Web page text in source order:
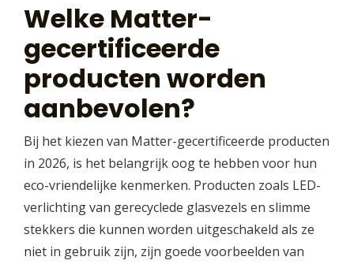
Welke Matter-
gecertificeerde
producten worden
aanbevolen?
Bij het kiezen van Matter-gecertificeerde producten
in 2026, is het belangrijk oog te hebben voor hun
eco-vriendelijke kenmerken. Producten zoals LED-
verlichting van gerecyclede glasvezels en slimme
stekkers die kunnen worden uitgeschakeld als ze
niet in gebruik zijn, zijn goede voorbeelden van